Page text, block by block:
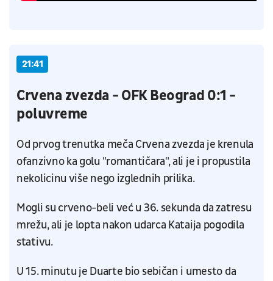
21:41
Crvena zvezda - OFK Beograd 0:1 -
poluvreme
Od prvog trenutka meča Crvena zvezda je krenula
ofanzivno ka golu "romantičara", ali je i propustila
nekolicinu više nego izglednih prilika.
Mogli su crveno-beli već u 36. sekunda da zatresu
mrežu, ali je lopta nakon udarca Kataija pogodila
stativu.
U 15. minutu je Duarte bio sebičan i umesto da